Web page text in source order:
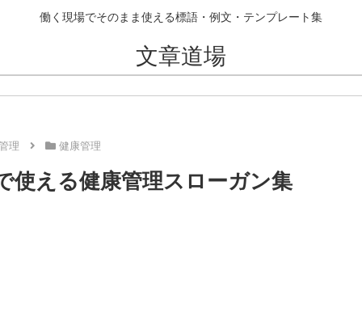
働く現場でそのまま使える標語・例文・テンプレート集
文章道場
理 健康管理
使える健康管理スローガン集